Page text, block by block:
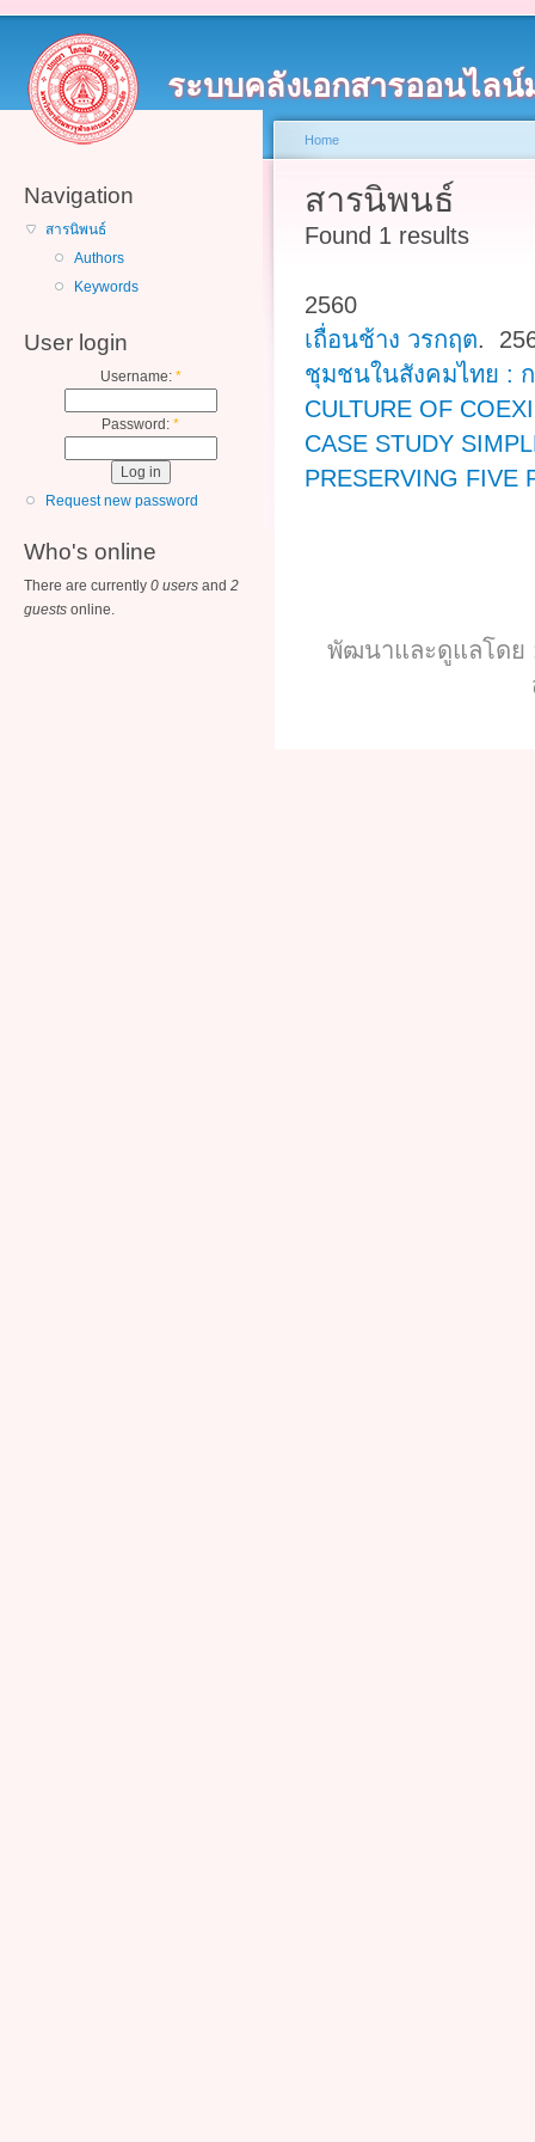
ระบบคลังเอกสารออนไล
Navigation
สารนิพนธ์
Authors
Keywords
User login
Username: *
Password: *
Request new password
Who's online
There are currently 0 users and 2
guests online.
Home
สารนิพนธ์
Found 1 results
2560
เถื่อนช้าง วรกฤต.
ชุมชนในสังคมไทย :
CULTURE OF
CASE STUDY
PRESERVING FIVE
พัฒนาและดูแลโดย